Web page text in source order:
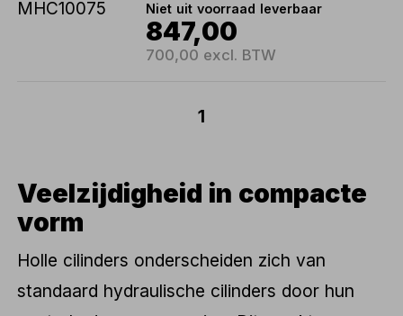
Niet uit voorraad leverbaar
847,00
700,00 excl. BTW
1
Veelzijdigheid in compacte
vorm
Holle cilinders onderscheiden zich van
standaard hydraulische cilinders door hun